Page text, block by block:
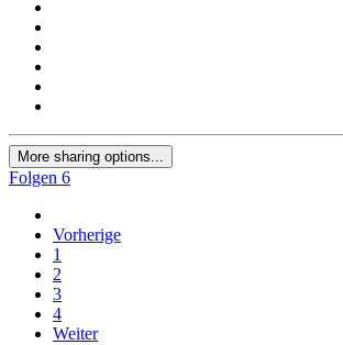
More sharing options...
Folgen 6
Vorherige
1
2
3
4
Weiter